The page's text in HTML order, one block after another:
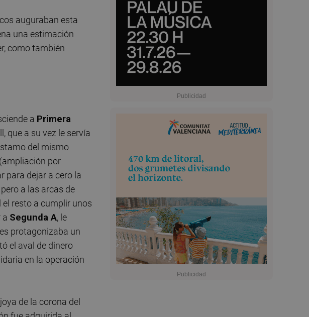
auguraban esta
una estimación
como también
a Primera
que a su vez le servía
del mismo
por
para dejar a cero la
pero a las arcas de
resto a cumplir unos
a Segunda A, le
protagonizaba un
el aval de dinero
en la operación
de la corona del